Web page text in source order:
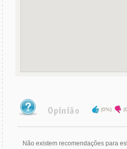
(0%)
Não existem recomendações para